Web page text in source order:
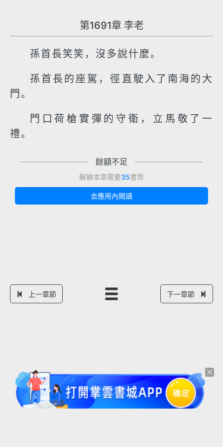
第1691章 李老
孫首長笑笑，沒多說什麼。
孫首長的座駕，徑直駛入了南海的大
門。
門口荷槍實彈的守衛，立馬敬了一
禮。
餘額不足
解鎖本章需要35書幣
去應用內閱讀
上一章節 下一章節